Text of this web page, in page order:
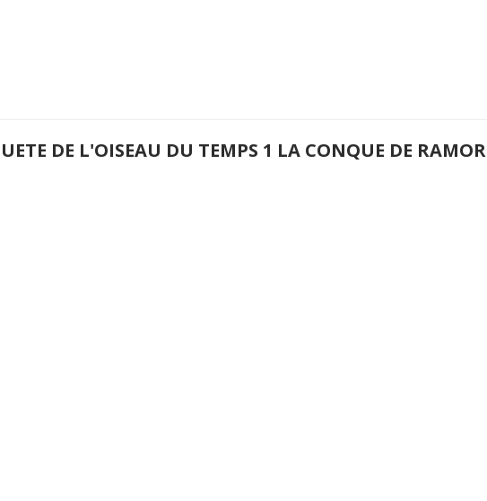
DE L'OISEAU DU TEMPS 1 LA CONQUE DE RAMOR